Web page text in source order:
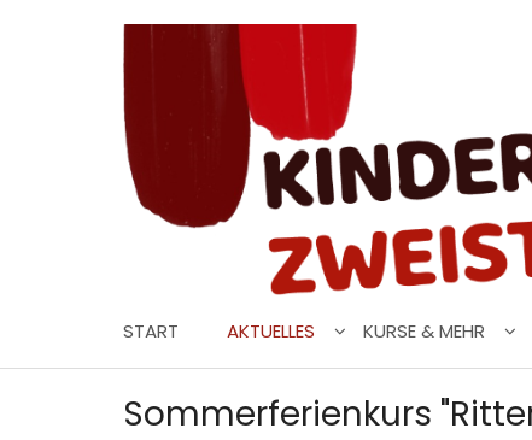
START AKTUELLES KURSE & MEHR
Sommerferienkurs